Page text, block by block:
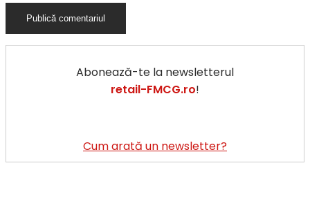
Abonează-te la newsletterul
retail-FMCG.ro!
Cum arată un newsletter?